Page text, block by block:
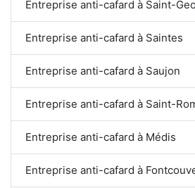
Entreprise anti-cafard à Saint-
Entreprise anti-cafard à Saintes
Entreprise anti-cafard à Saujon
Entreprise anti-cafard à Saint-
Entreprise anti-cafard à Médis
Entreprise anti-cafard à